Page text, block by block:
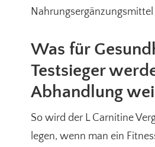
Was für
Testsieger
Abhandlung
So wird der L Carnitine
legen, wenn man ein